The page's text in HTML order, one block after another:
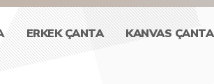
ERKEK ÇANTA KANVAS ÇANTA